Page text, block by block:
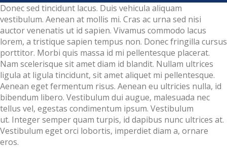
Donec sed tincidunt lacus. Duis vehicula aliquam
vestibulum. Aenean at mollis mi. Cras ac urna sed nisi
auctor venenatis ut id sapien. Vivamus commodo lacus
lorem, a tristique sapien tempus non. Donec fringilla cursus
porttitor. Morbi quis massa id mi pellentesque placerat.
Nam scelerisque sit amet diam id blandit. Nullam ultrices
ligula at ligula tincidunt, sit amet aliquet mi pellentesque.
Aenean eget fermentum risus. Aenean eu ultricies nulla, id
bibendum libero. Vestibulum dui augue, malesuada nec
tellus vel, egestas condimentum ipsum. Vestibulum
ut. Integer semper quam turpis, id dapibus nunc ultrices at.
Vestibulum eget orci lobortis, imperdiet diam a, ornare
eros.